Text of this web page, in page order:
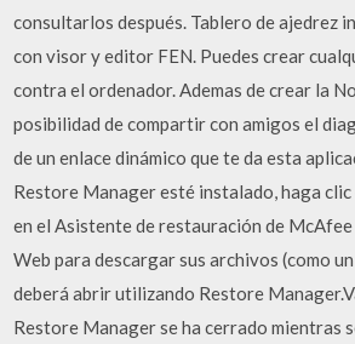
consultarlos después. Tablero de ajedrez
con visor y editor FEN. Puedes crear
contra el ordenador. Ademas de crear la
posibilidad de compartir con amigos el
de un enlace dinámico que te da esta
Restore Manager esté instalado, haga
en el Asistente de restauración de McAfee
Web para descargar sus archivos (como
deberá abrir utilizando Restore
Restore Manager se ha cerrado mientras